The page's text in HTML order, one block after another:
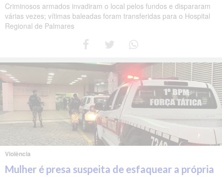
Criminosos armados invadiram o local pelos fundos e dispararam
várias vezes; vítimas baleadas foram transferidas para o Hospital
Regional de Palmares
Violência
Mulher é presa suspeita de esfaquear a própria